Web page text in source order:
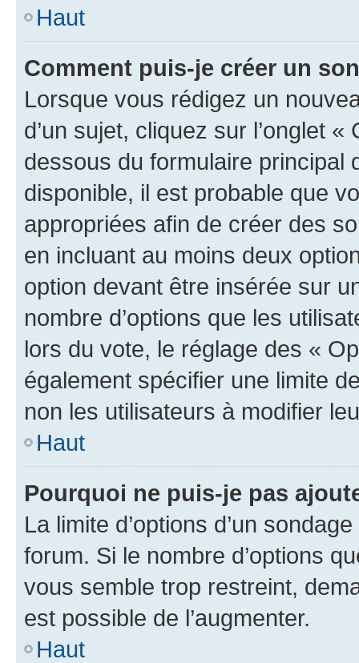
Haut
Comment puis-je créer un
Lorsque vous rédigez un
d’un sujet, cliquez sur l’onglet
dessous du formulaire principal
disponible, il est probable que
appropriées afin de créer des
en incluant au moins deux
option devant être insérée sur
nombre d’options que les
lors du vote, le réglage des «
également spécifier une limite
non les utilisateurs à modifier
Haut
Pourquoi ne puis-je pas
La limite d’options d’un
forum. Si le nombre d’options
vous semble trop restreint,
est possible de l’augmenter.
Haut